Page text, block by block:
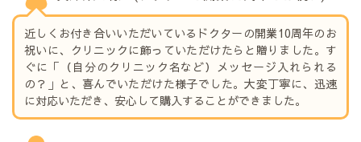
近しくお付き合いいただいているドクターの開業10周年のお
祝いに、クリニックに飾っていただけたらと贈りました。す
ぐに「（自分のクリニック名など）メッセージ入れられる
の？」と、喜んでいただけた様子でした。大変丁寧に、迅速
に対応いただき、安心して購入することができました。